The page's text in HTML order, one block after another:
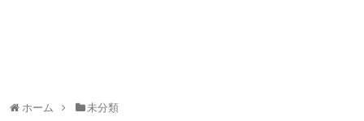
ホーム 未分類